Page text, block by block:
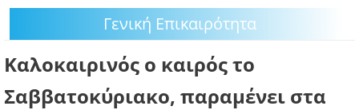
PODCAST
ΛΑΡΝΑΚΑ 2030
Γενική Επικαιρότητα
Καλοκαιρινός ο καιρός το
Σαββατοκύριακο, παραμένει στα